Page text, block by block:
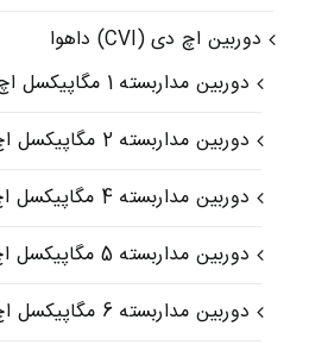
دوربین اچ دی (CVI) داهوا
دوربین مداربسته 1 مگاپیکسل اچ دی داهوا
دوربین مداربسته 2 مگاپیکسل اچ دی داهوا
دوربین مداربسته 4 مگاپیکسل اچ دی داهوا
دوربین مداربسته 5 مگاپیکسل اچ دی داهوا
دوربین مداربسته 6 مگاپیکسل اچ دی داهوا